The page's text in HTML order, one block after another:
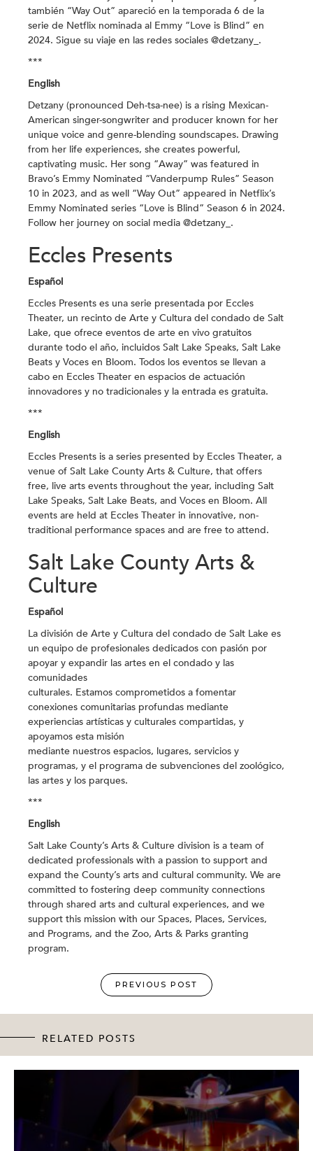
también “Way Out” apareció en la temporada 6 de la
serie de Netflix nominada al Emmy “Love is Blind” en
2024. Sigue su viaje en las redes sociales @detzany_.
***
English
Detzany (pronounced Deh-tsa-nee) is a rising Mexican-
American singer-songwriter and producer known for her
unique voice and genre-blending soundscapes. Drawing
from her life experiences, she creates powerful,
captivating music. Her song “Away” was featured in
Bravo’s Emmy Nominated “Vanderpump Rules” Season
10 in 2023, and as well “Way Out” appeared in Netflix’s
Emmy Nominated series “Love is Blind” Season 6 in 2024.
Follow her journey on social media @detzany_.
Eccles Presents
Español
Eccles Presents es una serie presentada por Eccles
Theater, un recinto de Arte y Cultura del condado de Salt
Lake, que ofrece eventos de arte en vivo gratuitos
durante todo el año, incluidos Salt Lake Speaks, Salt Lake
Beats y Voces en Bloom. Todos los eventos se llevan a
cabo en Eccles Theater en espacios de actuación
innovadores y no tradicionales y la entrada es gratuita.
***
English
Eccles Presents is a series presented by Eccles Theater, a
venue of Salt Lake County Arts & Culture, that offers
free, live arts events throughout the year, including Salt
Lake Speaks, Salt Lake Beats, and Voces en Bloom. All
events are held at Eccles Theater in innovative, non-
traditional performance spaces and are free to attend.
Salt Lake County Arts &
Culture
Español
La división de Arte y Cultura del condado de Salt Lake es
un equipo de profesionales dedicados con pasión por
apoyar y expandir las artes en el condado y las
comunidades
culturales. Estamos comprometidos a fomentar
conexiones comunitarias profundas mediante
experiencias artísticas y culturales compartidas, y
apoyamos esta misión
mediante nuestros espacios, lugares, servicios y
programas, y el programa de subvenciones del zoológico,
las artes y los parques.
***
English
Salt Lake County’s Arts & Culture division is a team of
dedicated professionals with a passion to support and
expand the County’s arts and cultural community. We are
committed to fostering deep community connections
through shared arts and cultural experiences, and we
support this mission with our Spaces, Places, Services,
and Programs, and the Zoo, Arts & Parks granting
program.
PREVIOUS POST
RELATED POSTS